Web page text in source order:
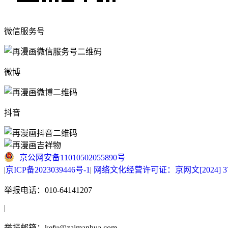
微信服务号
微博
抖音
京公网安备11010502055890号
|京ICP备2023039446号-1 | 网络文化经营许可证：京网文[2024]
举报电话：010-64141207
|